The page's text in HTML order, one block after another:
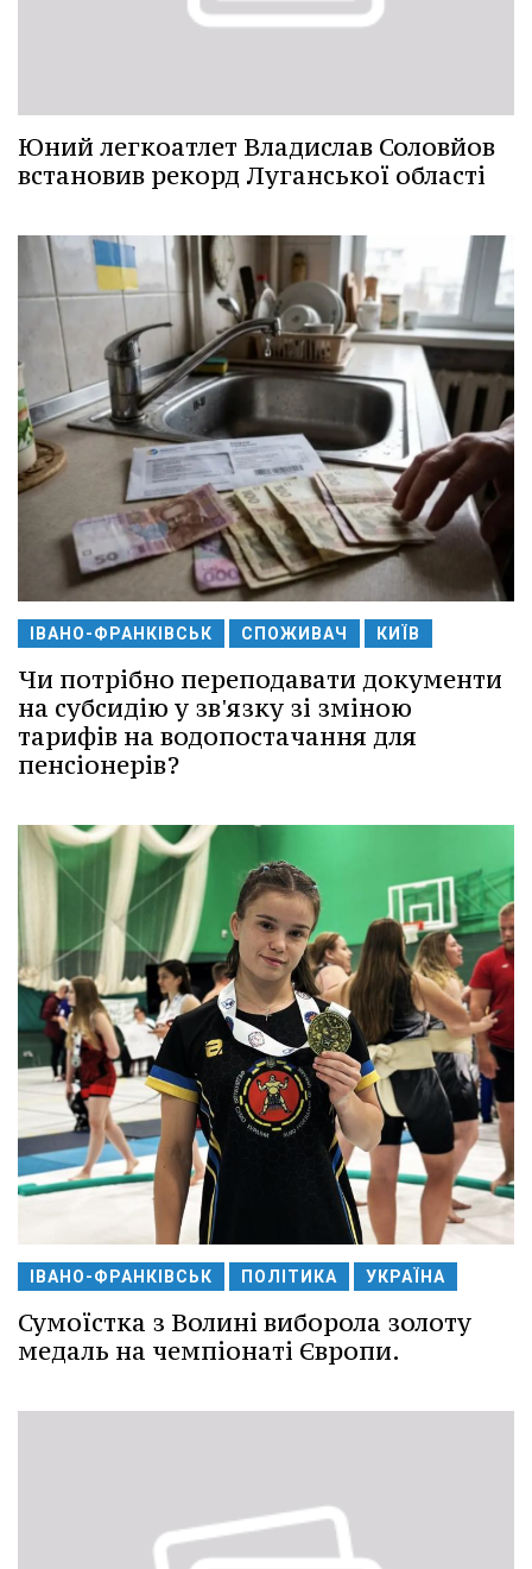
Юний легкоатлет Владислав Соловйов
встановив рекорд Луганської області
ІВАНО-ФРАНКІВСЬК СПОЖИВАЧ КИЇВ
Чи потрібно переподавати документи
на субсидію у зв'язку зі зміною
тарифів на водопостачання для
пенсіонерів?
ІВАНО-ФРАНКІВСЬК ПОЛІТИКА УКРАЇНА
Сумоїстка з Волині виборола золоту
медаль на чемпіонаті Європи.